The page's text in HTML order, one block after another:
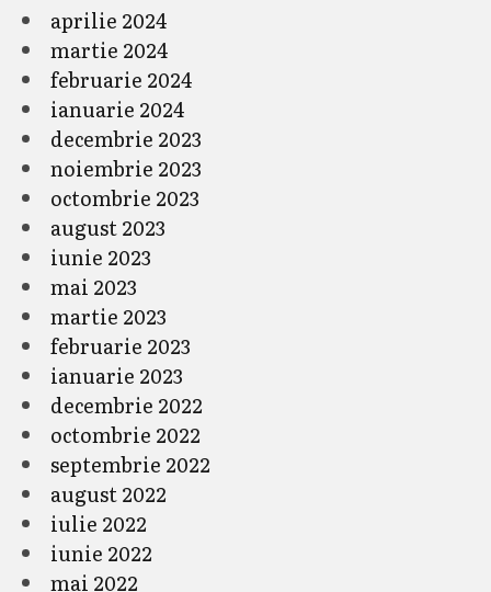
aprilie 2024
martie 2024
februarie 2024
ianuarie 2024
decembrie 2023
noiembrie 2023
octombrie 2023
august 2023
iunie 2023
mai 2023
martie 2023
februarie 2023
ianuarie 2023
decembrie 2022
octombrie 2022
septembrie 2022
august 2022
iulie 2022
iunie 2022
mai 2022